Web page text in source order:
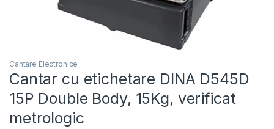
Cantare Electronice
Cantar cu etichetare DINA D545D
15P Double Body, 15Kg, verificat
metrologic